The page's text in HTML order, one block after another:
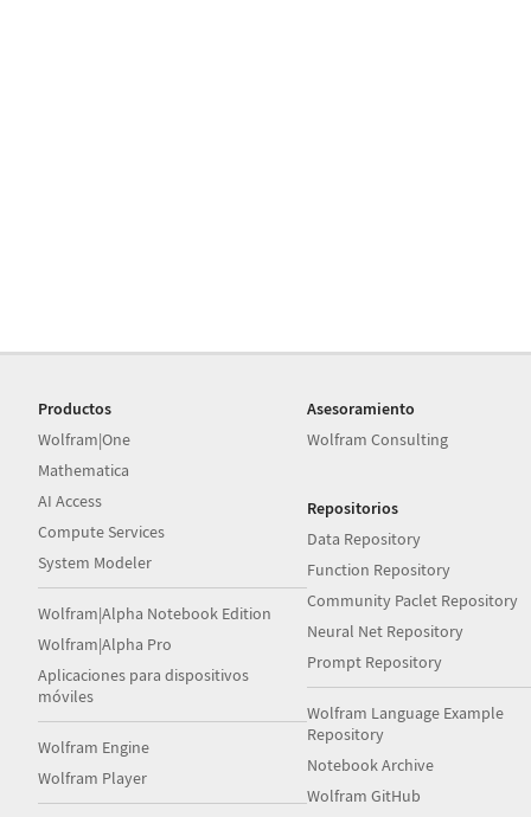
Productos
Wolfram|One
Mathematica
AI Access
Compute Services
System Modeler
Wolfram|Alpha Notebook Edition
Wolfram|Alpha Pro
Aplicaciones para dispositivos
móviles
Wolfram Engine
Wolfram Player
Asesoramiento
Wolfram Consulting
Repositorios
Data Repository
Function Repository
Community Paclet Repository
Neural Net Repository
Prompt Repository
Wolfram Language Example
Repository
Notebook Archive
Wolfram GitHub